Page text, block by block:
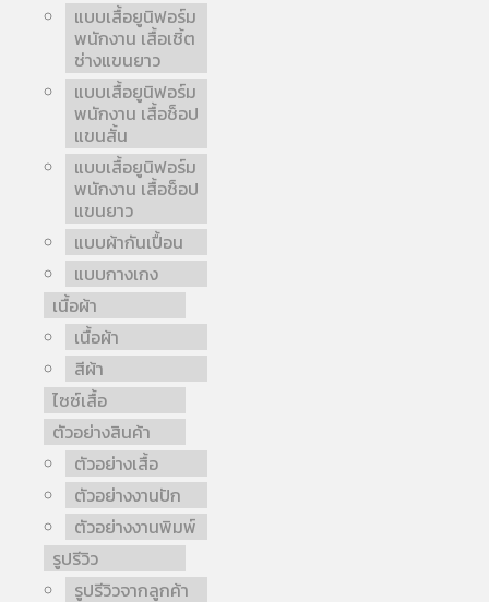
แบบเสื้อยูนิฟอร์ม
พนักงาน เสื้อเชิ้ต
ช่างแขนยาว
แบบเสื้อยูนิฟอร์ม
พนักงาน เสื้อช็อป
แขนสั้น
แบบเสื้อยูนิฟอร์ม
พนักงาน เสื้อช็อป
แขนยาว
แบบผ้ากันเปื้อน
แบบกางเกง
เนื้อผ้า
เนื้อผ้า
สีผ้า
ไซซ์เสื้อ
ตัวอย่างสินค้า
ตัวอย่างเสื้อ
ตัวอย่างงานปัก
ตัวอย่างงานพิมพ์
รูปรีวิว
รูปรีวิวจากลูกค้า